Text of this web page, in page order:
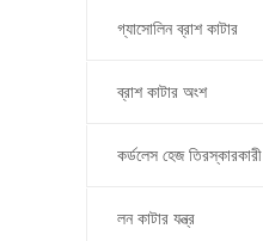
গ্যাসোলিন ব্রাশ কাটার
ব্রাশ কাটার অংশ
কর্ডলেস হেজ তিরস্কারকারী
লন কাটার যন্ত্র